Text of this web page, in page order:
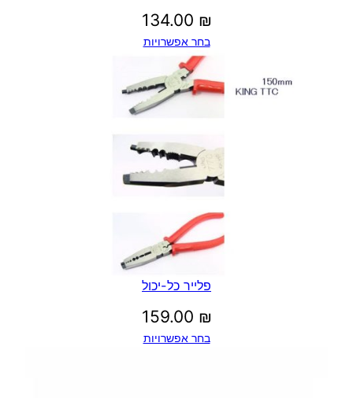
134.00 ₪
בחר אפשרויות
פלייר כל-יכול
159.00 ₪
בחר אפשרויות